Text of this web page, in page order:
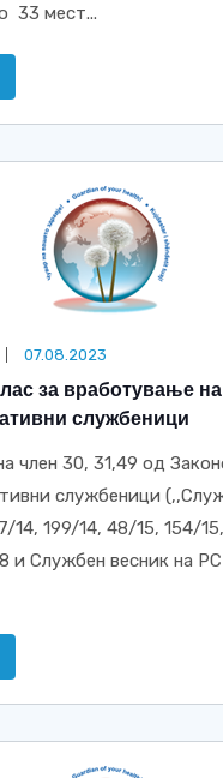
33 мест...
07.08.2023
за вработување на
службеници
член 30, 31,49 од
службеници
14, 199/14, 48/15, 154/
и Службен весник на